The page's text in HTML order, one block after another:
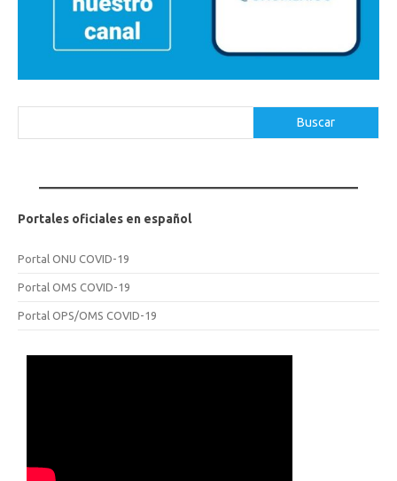
Buscar
Portales oficiales en español
Portal ONU COVID-19
Portal OMS COVID-19
Portal OPS/OMS COVID-19